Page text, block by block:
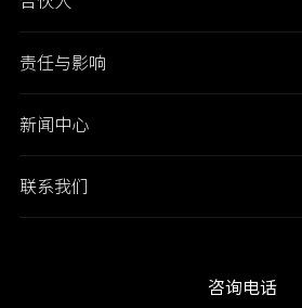
责任与影响
新闻中心
联系我们
咨询电话